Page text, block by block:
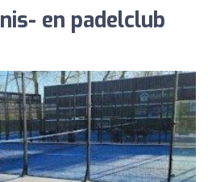
en padelclub